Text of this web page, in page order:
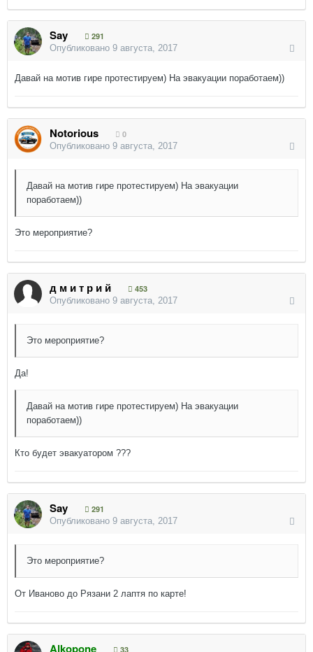
Say
291
Опубликовано 9 августа, 2017
Давай на мотив гире протестируем) На эвакуации поработаем))
Notorious
0
Опубликовано 9 августа, 2017
Давай на мотив гире протестируем) На эвакуации
поработаем))
Это мероприятие?
д м и т р и й
453
Опубликовано 9 августа, 2017
Это мероприятие?
Да!
Давай на мотив гире протестируем) На эвакуации
поработаем))
Кто будет эвакуатором ???
Say
291
Опубликовано 9 августа, 2017
Это мероприятие?
От Иваново до Рязани 2 лаптя по карте!
Alkopone
33